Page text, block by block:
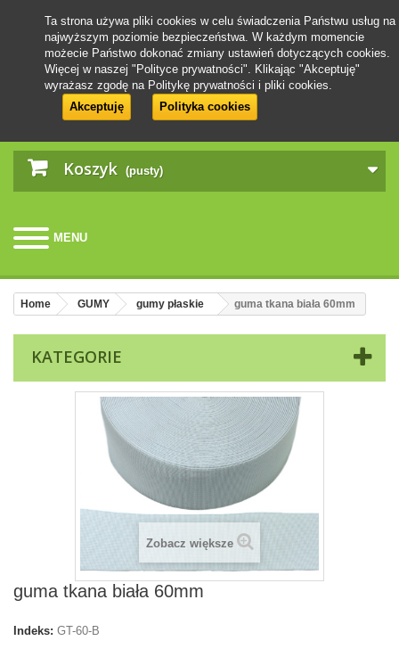
Koszyk (pusty)
MENU
Ta strona używa pliki cookies w celu świadczenia Państwu usług na
najwyższym poziomie bezpieczeństwa. W każdym momencie
możecie Państwo dokonać zmiany ustawień dotyczących cookies.
Więcej w naszej "Polityce prywatności". Klikając "Akceptuję"
wyrażasz zgodę na Politykę prywatności i pliki cookies.
Akceptuję
Polityka cookies
Home GUMY gumy płaskie guma tkana biała 60mm
KATEGORIE
Zobacz większe
guma tkana biała 60mm
Indeks: GT-60-B